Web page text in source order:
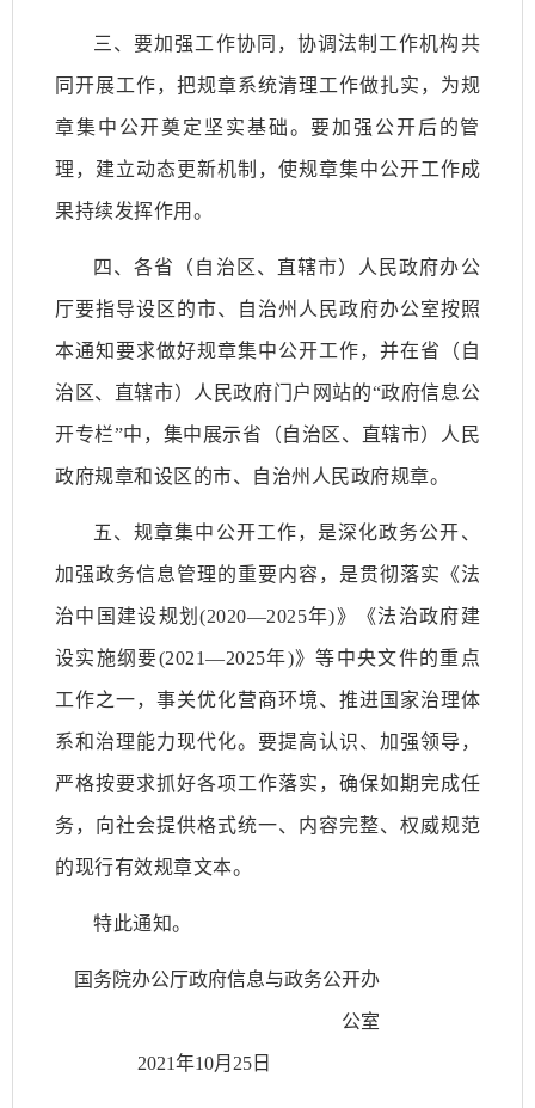
三、要加强工作协同，协调法制工作机构共
同开展工作，把规章系统清理工作做扎实，为规
章集中公开奠定坚实基础。要加强公开后的管
理，建立动态更新机制，使规章集中公开工作成
果持续发挥作用。
四、各省（自治区、直辖市）人民政府办公
厅要指导设区的市、自治州人民政府办公室按照
本通知要求做好规章集中公开工作，并在省（自
治区、直辖市）人民政府门户网站的“政府信息公
开专栏”中，集中展示省（自治区、直辖市）人民
政府规章和设区的市、自治州人民政府规章。
五、规章集中公开工作，是深化政务公开、
加强政务信息管理的重要内容，是贯彻落实《法
治中国建设规划(2020—2025年)》《法治政府建
设实施纲要(2021—2025年)》等中央文件的重点
工作之一，事关优化营商环境、推进国家治理体
系和治理能力现代化。要提高认识、加强领导，
严格按要求抓好各项工作落实，确保如期完成任
务，向社会提供格式统一、内容完整、权威规范
的现行有效规章文本。
特此通知。
国务院办公厅政府信息与政务公开办
公室
2021年10月25日